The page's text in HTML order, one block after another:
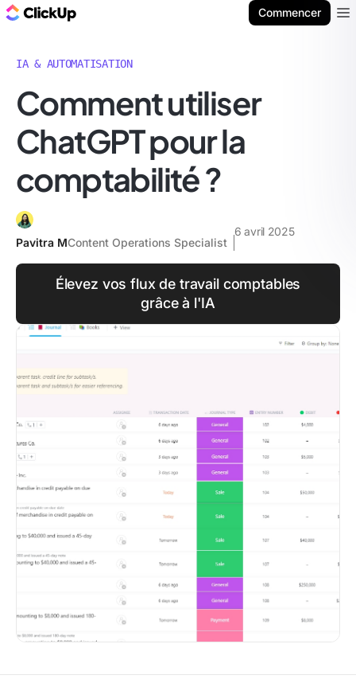
Commencer
IA & AUTOMATISATION
Comment utiliser
ChatGPT pour la
comptabilité ?
Pavitra MContent Operations Specialist
6 avril 2025
Élevez vos flux de travail comptables
grâce à l'IA